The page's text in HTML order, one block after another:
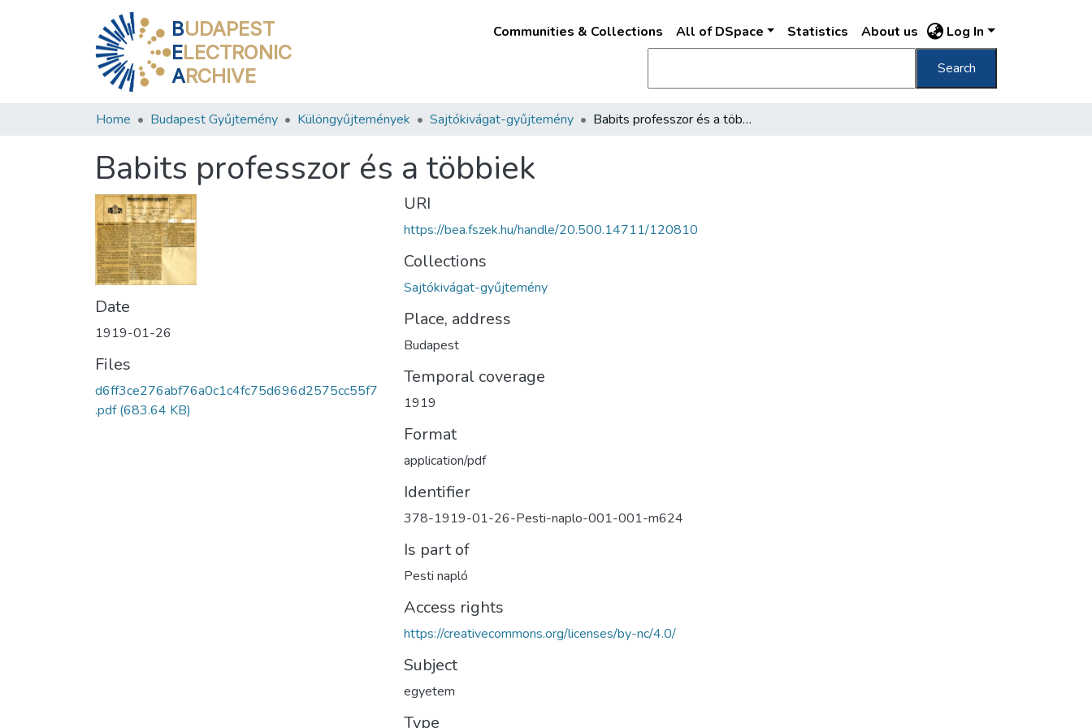
BUDAPEST
ELECTRONIC
ARCHIVE
Communities & Collections All of DSpace Statistics About us Log In
Search
Home Budapest Gyűjtemény Különgyűjtemények Sajtókivágat-gyűjtemény Babits professzor és a többiek
Babits professzor és a többiek
Date
1919-01-26
Files
d6ff3ce276abf76a0c1c4fc75d696d2575cc55f7
.pdf(683.64 KB)
URI
https://bea.fszek.hu/handle/20.500.14711/120810
Collections
Sajtókivágat-gyűjtemény
Place, address
Budapest
Temporal coverage
1919
Format
application/pdf
Identifier
378-1919-01-26-Pesti-naplo-001-001-m624
Is part of
Pesti napló
Access rights
https://creativecommons.org/licenses/by-nc/4.0/
Subject
egyetem
Type